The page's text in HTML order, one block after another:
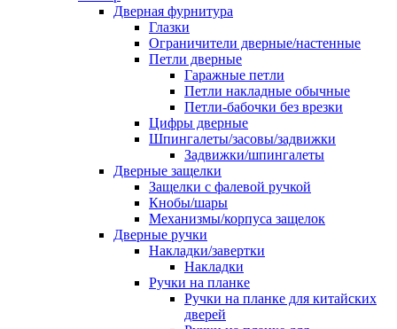
Дверная фурнитура
Глазки
Ограничители дверные/настенные
Петли дверные
Гаражные петли
Петли накладные обычные
Петли-бабочки без врезки
Цифры дверные
Шпингалеты/засовы/задвижки
Задвижки/шпингалеты
Дверные защелки
Защелки с фалевой ручкой
Кнобы/шары
Механизмы/корпуса защелок
Дверные ручки
Накладки/завертки
Накладки
Ручки на планке
Ручки на планке для китайских
дверей